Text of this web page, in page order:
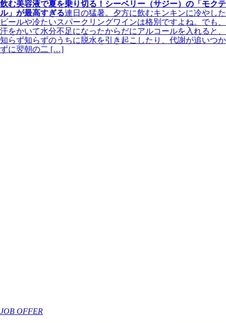
飲む美容液で夏を乗り切る！シーベリー（サジー）の「モクテ
ル」が最高すぎる連日の猛暑。夕方に飲むキンキンに冷やした
ビールや冷たいスパークリングワインは格別ですよね。でも、
汗をかいて水分不足になったからだにアルコールを入れると、
知らず知らずのうちに脱水を引き起こしたり、代謝が追いつか
ずに翌朝の二 […]
JOB OFFER